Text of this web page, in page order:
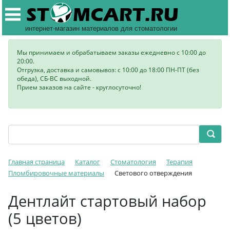
интернет-магазин материалов для стоматологии
Мы принимаем и обрабатываем заказы ежедневно с 10:00 до
20:00.
Отгрузка, доставка и самовывоз: с 10:00 до 18:00 ПН-ПТ (без
обеда), СБ-ВС выходной.
Прием заказов на сайте - круглосуточно!
Главная страница Каталог Стоматология
Терапия
Пломбировочные материалы
Светового отверждения
Дентлайт стартовый набор
(5 цветов)